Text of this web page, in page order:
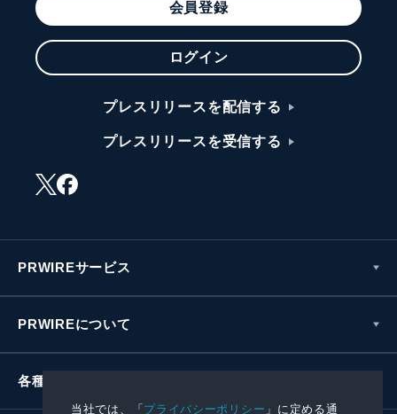
当社では、「プライバシーポリシー 」に定める通
会員登録
ログイン
プレスリリースを配信する
プレスリリースを受信する
PRWIREサービス
PRWIREについて
各種お問い合わせ